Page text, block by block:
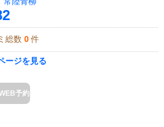
総数 0 件
ージを見る
予約